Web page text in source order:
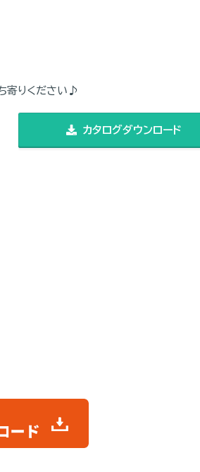
寄りください♪
カタログダウンロード